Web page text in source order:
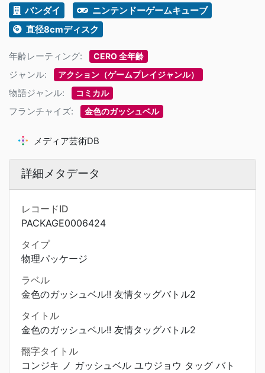
バンダイ
ニンテンドーゲームキューブ
直径8cmディスク
年齢レーティング: CERO 全年齢
ジャンル: アクション（ゲームプレイジャンル）
物語ジャンル: コミカル
フランチャイズ: 金色のガッシュベル
メディア芸術DB
詳細メタデータ
レコードID
PACKAGE0006424
タイプ
物理パッケージ
ラベル
金色のガッシュベル!! 友情タッグバトル2
タイトル
金色のガッシュベル!! 友情タッグバトル2
翻字タイトル
コンジキ ノ ガッシュベル ユウジョウ タッグ バト